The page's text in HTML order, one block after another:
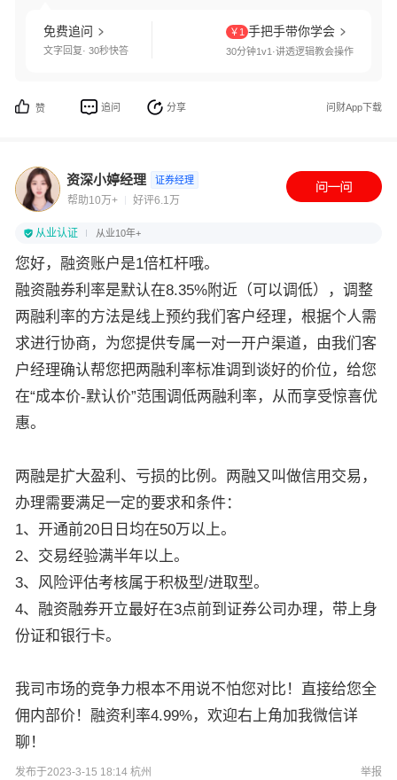
免费追问
文字回复· 30秒快答
￥1 手把手带你学会
30分钟1v1·讲透逻辑教会操作
赞 追问 分享 问财App下载
资深小婷经理 证券经理
帮助10万+ 好评6.1万
从业认证 从业10年+
您好，融资账户是1倍杠杆哦。
融资融券利率是默认在8.35%附近（可以调低），调整
两融利率的方法是线上预约我们客户经理，根据个人需
求进行协商，为您提供专属一对一开户渠道，由我们客
户经理确认帮您把两融利率标准调到谈好的价位，给您
在“成本价-默认价”范围调低两融利率，从而享受惊喜优
惠。
两融是扩大盈利、亏损的比例。两融又叫做信用交易，
办理需要满足一定的要求和条件：
1、开通前20日日均在50万以上。
2、交易经验满半年以上。
3、风险评估考核属于积极型/进取型。
4、融资融券开立最好在3点前到证券公司办理，带上身
份证和银行卡。
我司市场的竞争力根本不用说不怕您对比！直接给您全
佣内部价！融资利率4.99%，欢迎右上角加我微信详
聊！
发布于2023-3-15 18:14 杭州 举报